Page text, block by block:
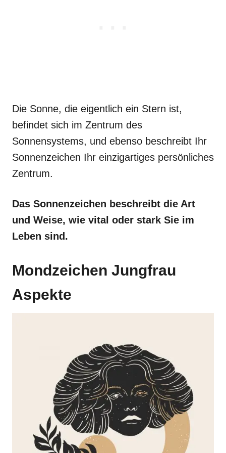
Die Sonne, die eigentlich ein Stern ist,
befindet sich im Zentrum des
Sonnensystems, und ebenso beschreibt Ihr
Sonnenzeichen Ihr einzigartiges persönliches
Zentrum.
Das Sonnenzeichen beschreibt die Art
und Weise, wie vital oder stark Sie im
Leben sind.
Mondzeichen Jungfrau
Aspekte